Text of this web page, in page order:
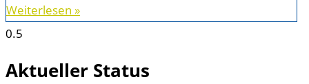
Weiterlesen »
Aktueller Status